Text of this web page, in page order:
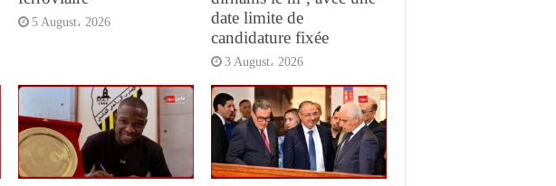
5 August، 2026
date limite de
candidature fixée
3 August، 2026